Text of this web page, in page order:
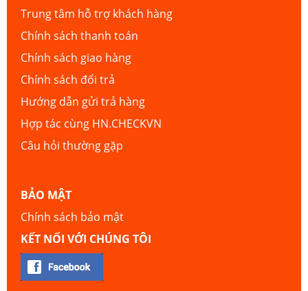
Trung tâm hỗ trợ khách hàng
Chính sách thanh toán
Chính sách giao hàng
Chính sách đổi trả
Hướng dẫn gửi trả hàng
Hợp tác cùng HN.CHECKVN
Câu hỏi thường gặp
BẢO MẬT
Chính sách bảo mật
KẾT NỐI VỚI CHÚNG TÔI